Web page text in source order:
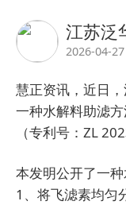
江苏泛
2026-04-
慧正资讯，近日
一种水解料助滤
（专利号：ZL
本发明公开了一
1、将飞滤素均匀